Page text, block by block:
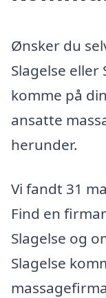
Ønsker du
Slagelse eller
komme på
ansatte
herunder.
Vi fandt 31
Find en
Slagelse og
Slagelse